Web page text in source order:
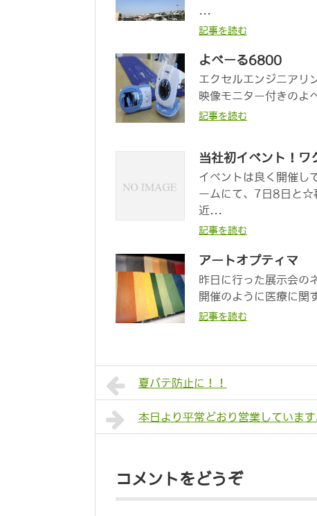
記事を読む
よべーる6800
エクセルエンジニア
映像モニター付きのよ
記事を読む
当社初イベント！ワ
イベントは良く開催し
ームにて、7日8日と☆
近...
記事を読む
アートオプティマ
昨日に行った展示会の
開催のように医療に関
記事を読む
夏バテ防止に！！
本日より平常どおり営業しています
コメントをどうぞ